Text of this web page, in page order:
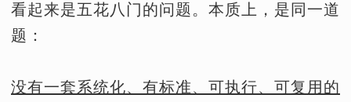
看起来是五花八门的问题。本质上，是同一道
题：
没有一套系统化、有标准、可执行、可复用的